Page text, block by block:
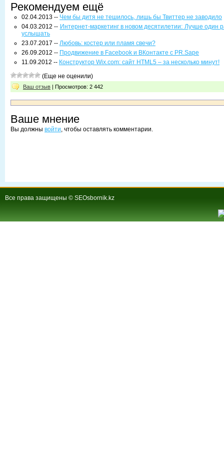
Рекомендуем ещё
02.04.2013 -- Чем бы дитя не тешилось, лишь бы Твиттер не заводило
04.03.2012 -- Интернет-маркетинг в новом десятилетии: Лучше один
услышать
23.07.2017 -- Любовь: костер или пламя свечи?
26.09.2012 -- Продвижение в Facebook и ВКонтакте c PR.Sape
11.09.2012 -- Конструктор Wix.com: сайт HTML5 – за несколько минут!
(Еще не оценили)
Ваш отзыв | Просмотров: 2 442
Ваше мнение
Вы должны войти, чтобы оставлять комментарии.
Все права защищены © SEOsbornik.kz